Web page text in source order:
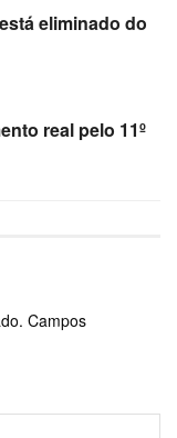
eliminado do
real pelo 11º
Campos